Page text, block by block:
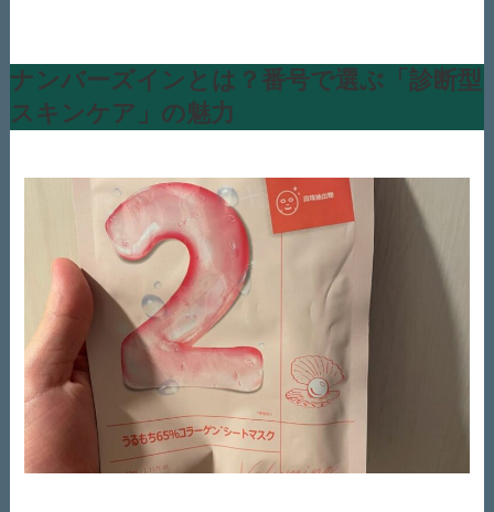
ナンバーズインとは？番号で選ぶ「診断型
スキンケア」の魅力